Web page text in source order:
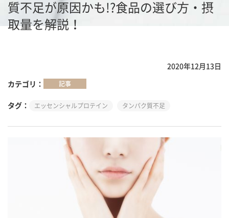
質不足が原因かも!?食品の選び方・摂
取量を解説！
2020年12月13日
カテゴリ
記事
タグ エッセンシャルプロテイン タンパク質不足